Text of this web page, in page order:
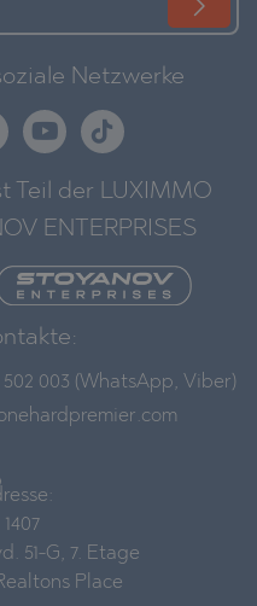
Netzwerke
Teil der LUXIMMO
ENTERPRISES
502 003 (WhatsApp, Viber)
51-G, 7. Etage
Place